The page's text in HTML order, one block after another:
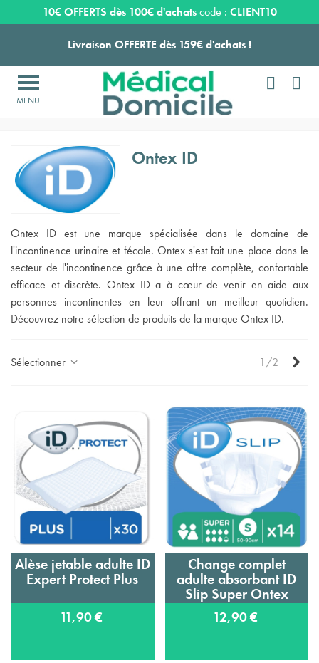
Fabricants
Ontex ID
Ontex ID est une marque spécialisée dans le domaine de
l'incontinence urinaire et fécale. Ontex s'est fait une place dans le
secteur de l'incontinence grâce à une offre complète, confortable
efficace et discrète. Ontex ID a à cœur de venir en aide aux
personnes incontinentes en leur offrant un meilleur quotidien.
Découvrez notre sélection de produits de la marque Ontex ID.
Sélectionner 1/2
Alèse jetable adulte ID
Expert Protect Plus
11,90 €
Change complet
adulte absorbant ID
Slip Super Ontex
12,90 €
10€ OFFERTS dès 100€ d'achatscode : CLIENT10
Livraison OFFERTE dès 159€ d'achats !
Payez en 3 ou 4 fois SANS FRAIS à partir de 100
Livraison OFFERTE dès 159€ d'achats !
Payez en 3 ou 4 fois SANS FRAIS à partir de 100
Expédition sous 24 à 48 heures ouvrées*

